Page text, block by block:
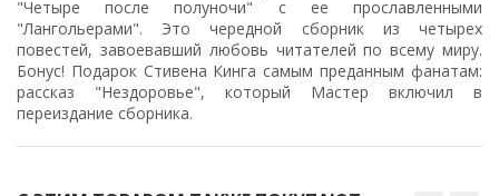
"Четыре после полуночи" с ее прославленными
"Лангольерами". Это чередной сборник из четырех
повестей, завоевавший любовь читателей по всему миру.
Бонус! Подарок Стивена Кинга самым преданным фанатам:
рассказ "Нездоровье", который Мастер включил в
переиздание сборника.